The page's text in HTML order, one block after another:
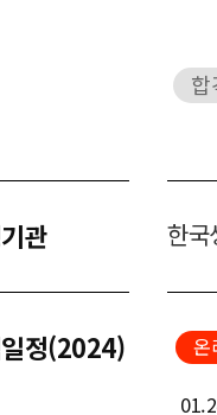
합
관 한국
정(2024) 온